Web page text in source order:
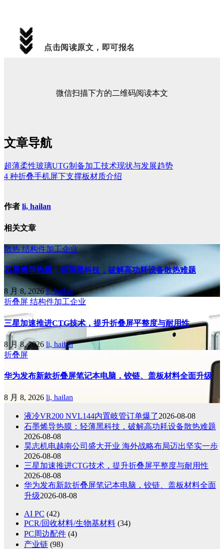
点击阅读原文，即可报名
微信扫描下方的二维码阅读本文
文章导航
超薄柔性玻璃UTG制备加工技术现状与发展趋势
4 种折叠手机屏下支撑板材质介绍
作者 li, hailan
相关文章
散热 结构件加工企业
石墨烯导热膜：轻薄黑科技，破解高功耗设备散热难题
8 月 8, 2026li, hailan
折叠屏 结构件加工企业
三星加速推进CTG技术，提升折叠屏平整度与耐用性
8 月 8, 2026 li, hailan
折叠屏
华为发布新款折叠屏笔记本电脑，铰链、盖板材料全面升级
8 月 8, 2026 li, hailan
液冷VR200 NVL144内置岐管订单爆了2026-08-08
石墨烯导热膜：轻薄黑科技，破解高功耗设备散热难题
2026-08-08
昊志机电越南公司盛大开业 海外战略布局迈出坚实一步
2026-08-08
三星加速推进CTG技术，提升折叠屏平整度与耐用性
2026-08-08
华为发布新款折叠屏笔记本电脑，铰链、盖板材料全面
升级2026-08-08
AI PC (42)
PCR/回收材料/生物基材料 (34)
PC周边配件 (4)
产业链 (98)